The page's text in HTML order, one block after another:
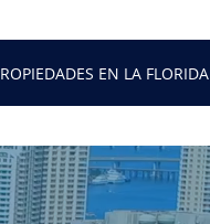
EN LA FLORIDA